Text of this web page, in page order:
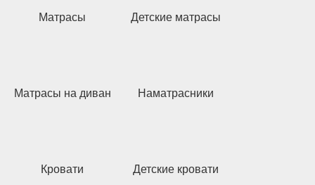
Матрасы Детские матрасы
Матрасы на диван Наматрасники
Кровати Детские кровати